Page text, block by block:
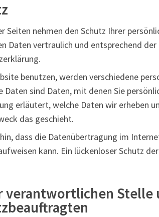
Seiten nehmen den Schutz Ihrer
Daten vertraulich und entsprechend
benutzen, werden verschiedene
Daten sind Daten, mit denen Sie
erläutert, welche Daten wir erheben
das geschieht.
dass die Datenübertragung im
kann. Ein lückenloser Schutz
verantwortlichen Stelle